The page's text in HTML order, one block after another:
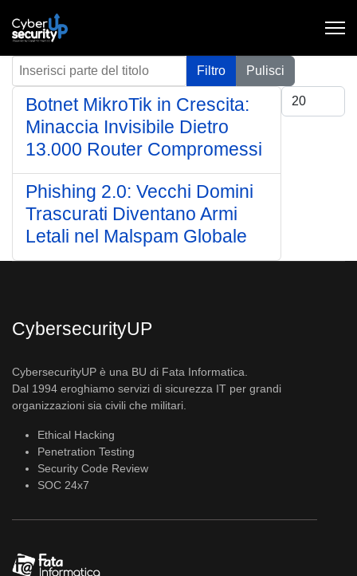
Inserisci parte del titolo Filtro
Pulisci
Visualizza #
Botnet MikroTik in Crescita:
Minaccia Invisibile Dietro
13.000 Router Compromessi
Phishing 2.0: Vecchi Domini
Trascurati Diventano Armi
Letali nel Malspam Globale
CybersecurityUP
CybersecurityUP è una BU di Fata Informatica.
Dal 1994 eroghiamo servizi di sicurezza IT per grandi
organizzazioni sia civili che militari.
Ethical Hacking
Penetration Testing
Security Code Review
SOC 24x7